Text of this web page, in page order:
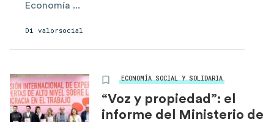
Economía ...
Di valorsocial
ECONOMÍA SOCIAL Y SOLIDARIA
“Voz y propiedad”: el
informe del Ministerio de